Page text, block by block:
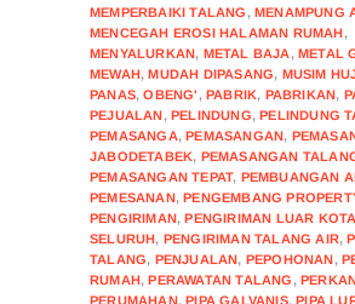
MEMPERBAIKI TALANG ,MENAMPUNG
MENCEGAH EROSI HALAMAN RUMAH,
MENYALURKAN, METAL BAJA,METAL
MEWAH,MUDAH DIPASANG, MUSIM
PANAS,OBENG' ,PABRIK, PABRIKAN,
PEJUALAN,PELINDUNG,PELINDUNG
PEMASANGA,PEMASANGAN,
JABODETABEK, PEMASANGAN
PEMASANGAN TEPAT, PEMBUANGAN
PEMESANAN,PENGEMBANG
PENGIRIMAN,PENGIRIMAN LUAR KOTA
SELURUH, PENGIRIMAN TALANG AIR,
TALANG, PENJUALAN, PEPOHONAN,
RUMAH,PERAWATAN TALANG ,
PERUMAHAN,PIPA GALVANIS,PIPA